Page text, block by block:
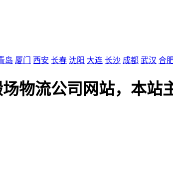
岛 厦门 西安 长春 沈阳 大连 长沙 成都 武汉 合
物流公司网站，本站